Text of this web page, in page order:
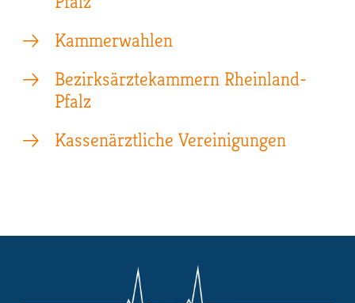
Kammerwahlen
Bezirksärztekammern Rheinland-
Pfalz
Kassenärztliche Vereinigungen